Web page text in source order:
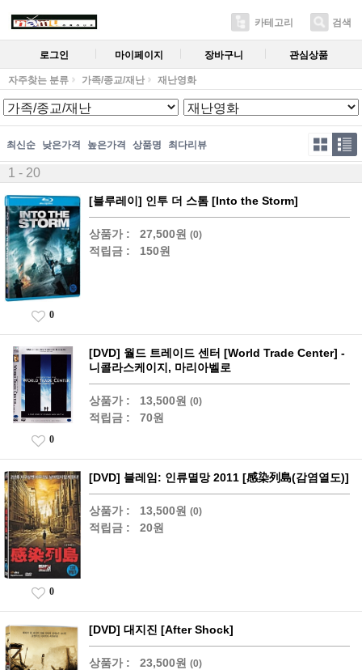
카테고리 검색
로그인 마이페이지 장바구니 관심상품
자주찾는 분류 가족/종교/재난 재난영화
최신순 낮은가격 높은가격 상품명 최다리뷰
1 - 20
[블루레이] 인투 더 스톰 [Into the Storm]
상품가 : 27,500원 (0)
적립금 : 150원
0
[DVD] 월드 트레이드 센터 [World Trade Center] -
니콜라스케이지, 마리아벨로
상품가 : 13,500원 (0)
적립금 : 70원
0
[DVD] 블레임: 인류멸망 2011 [感染列島(감염열도)]
상품가 : 13,500원 (0)
적립금 : 20원
0
[DVD] 대지진 [After Shock]
상품가 : 23,500원 (0)